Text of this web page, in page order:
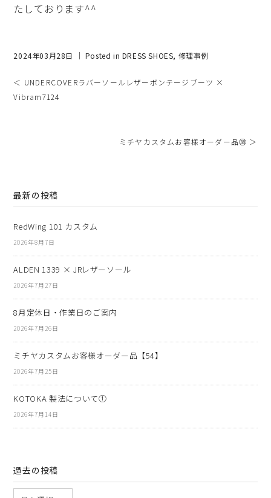
たしております^^
2024年03月28日 ｜ Posted in DRESS SHOES, 修理事例
＜ UNDERCOVERラバーソールレザーボンテージブーツ ×
Vibram7124
ミチヤカスタムお客様オーダー品㊳ ＞
最新の投稿
RedWing 101 カスタム
2026年8月7日
ALDEN 1339 × JRレザーソール
2026年7月27日
8月定休日・作業日のご案内
2026年7月26日
ミチヤカスタムお客様オーダー品【54】
2026年7月25日
KOTOKA 製法について①
2026年7月14日
過去の投稿